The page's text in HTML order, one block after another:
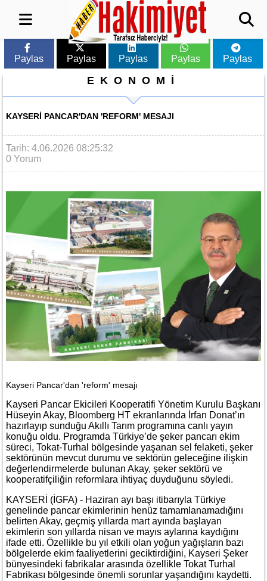
Paylas Paylas Paylas Paylas Paylas
EKONOMİ
KAYSERI PANCAR'DAN 'REFORM' MESAJI
Tarih: 4.06.2026 08:25:32
0 Yorum
Kayseri Pancar'dan 'reform' mesajı
Kayseri Pancar Ekicileri Kooperatifi Yönetim Kurulu Başkanı
Hüseyin Akay, Bloomberg HT ekranlarında İrfan Donat’ın
hazırlayıp sunduğu Akıllı Tarım programına canlı yayın
konuğu oldu. Programda Türkiye’de şeker pancarı ekim
süreci, Tokat-Turhal bölgesinde yaşanan sel felaketi, şeker
sektörünün mevcut durumu ve sektörün geleceğine ilişkin
değerlendirmelerde bulunan Akay, şeker sektörü ve
kooperatifçiliğin reformlara ihtiyaç duyduğunu söyledi.
KAYSERİ (İGFA) - Haziran ayı başı itibarıyla Türkiye
genelinde pancar ekimlerinin henüz tamamlanamadığını
belirten Akay, geçmiş yıllarda mart ayında başlayan
ekimlerin son yıllarda nisan ve mayıs aylarına kaydığını
ifade etti. Özellikle bu yıl etkili olan yoğun yağışların bazı
bölgelerde ekim faaliyetlerini geciktirdiğini, Kayseri Şeker
bünyesindeki fabrikalar arasında özellikle Tokat Turhal
Fabrikası bölgesinde önemli sorunlar yaşandığını kaydetti.